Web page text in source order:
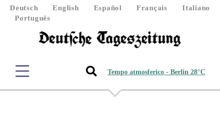
Deutsch English Español Français
Italiano
Português
Tempo atmosferico - Berlin 28°C